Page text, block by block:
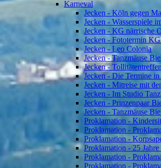
Karneval
Jecken - Köln gegen
Jecken - Wasserspiele
Jecken - KG närrische
Jecken - Fototermin
Jecken - Leo Colonia
Jecken - Tanzmäuse
Jecken -
Jecken - Die Termine
Jecken - Mitreise mit
Jecken - Im Studio
Jecken - Prinzenpaar
Jecken - Tanzmäuse
Proklamation -
Proklamation -
Proklamation -
Proklamation - 25
Proklamation -
Proklamation -